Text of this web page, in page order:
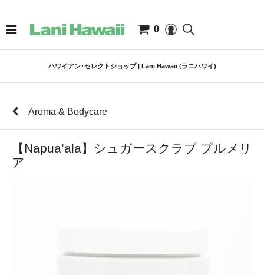
0
ハワイアン･セレクトショップ | Lani Hawaii (ラニハワイ)
Aroma & Bodycare
【Napua’ala】シュガースクラブ プルメリ
ア